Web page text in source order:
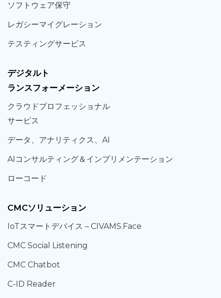
ソフト ウェア保守
レガシーマイグレーション
テスティングサービス
デジタルト
ランスフォーメーション
クラウドプロフェッショナル
サービス
データ、 アナリティクス、 AI
AIコンサルティング＆ インプリメンテーション
ローコード
CMCソリューション
IoTスマートデバイス – CIVAMS.Face
CMC Social Listening
CMC Chatbot
C-ID Reader